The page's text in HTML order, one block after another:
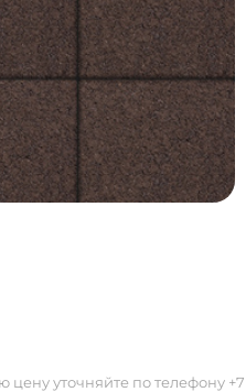
цену уточняйте по телефону +7